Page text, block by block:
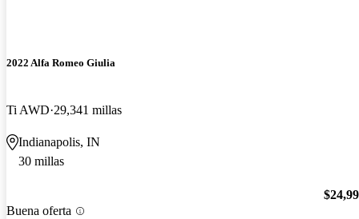
2022 Alfa Romeo Giulia
Ti AWD 29,341 millas
Indianapolis, IN
30 millas
Buena oferta